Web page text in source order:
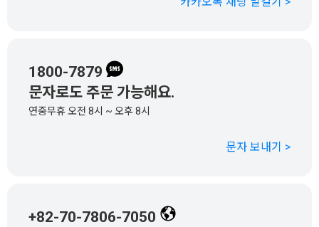
1800-7879
문자로도 주문 가능해요.
연중무휴 오전 8시 ~ 오후 8시
문자 보내기 >
+82-70-7806-7050